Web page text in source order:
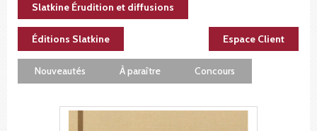
Slatkine Érudition et diffusions
Éditions Slatkine Espace Client
Nouveautés À paraître Concours